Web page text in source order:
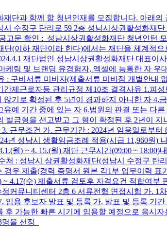
단과 함께 할 청년인재를 모집합니다. 아래의
수정구 탄리로 59 2층 성남시상권활성화재
문 확인 : 성남시상권활성화재단 청년인턴
(이하 재단이라 한다)에서는 재단을 체계적
재단법인 성남시상권활성화재단 대표이
팅 및 브랜딩 유경험자, 엑셀에 능통한 자 우
구비서류 미비자(제출서류 미비점 개별안내
제근로자등 관리규정 제10조 결격사유 1.피
기로 확정된 후 5년이 경과하지 아니한 자 4.
예 기간 중에 있는 자 6.법원의 판결 또는 다
벌금형을 선고받고 그 형이 확정된 후 2년이
근무조건 가. 근무기간 : 2024년 임용일로부
성남시 생활임금조례 적용(시급 11,960원)
월) ~ 4. 15.(월) 재단 근무시간(09:00 ~
: 성남시 상권활성화재단(성남시 수정구 탄
우 제출(경력 증명서 원본 각1부 업무이력
4.17(수) 제출서류 검토후 자격요건 적합여
커뮤니티센터 2층 6 서류전형 면접시험 가.
용 후보자 발표 및 등록 가. 발표 및 등록 기
가능한 빠른 시기에 임용할 예정으로 응시
을 선정